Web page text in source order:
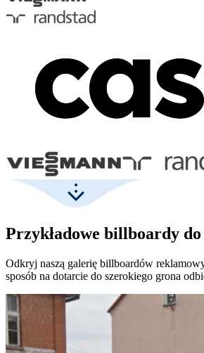
Przykładowe billboardy
Odkryj naszą galerię billboardów
sposób na dotarcie do szerokiego grona